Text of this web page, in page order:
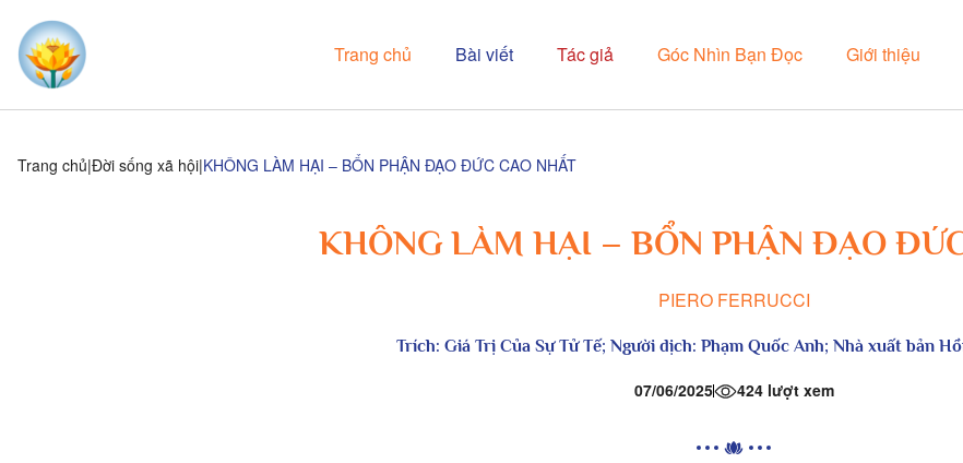
Trang chủ Bài viết Tác giả Góc Nhìn Bạn Đọc Giới thiệu
Trang chủ Đời sống xã hội KHÔNG LÀM HẠI – BỔN PHẬN ĐẠO ĐỨC CAO NHẤT
KHÔNG LÀM HẠI – BỔN PHẬN ĐẠO
PIERO FERRUCCI
Trích: Giá Trị Của Sự Tử Tế; Người dịch: Phạm Quốc Anh; Nhà xuất bản
07/06/2025 424 lượt xem